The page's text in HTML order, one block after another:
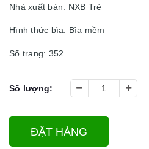
Nhà xuất bản: NXB Trẻ
Hình thức bìa: Bìa mềm
Số trang: 352
Số lượng:
ĐẶT HÀNG